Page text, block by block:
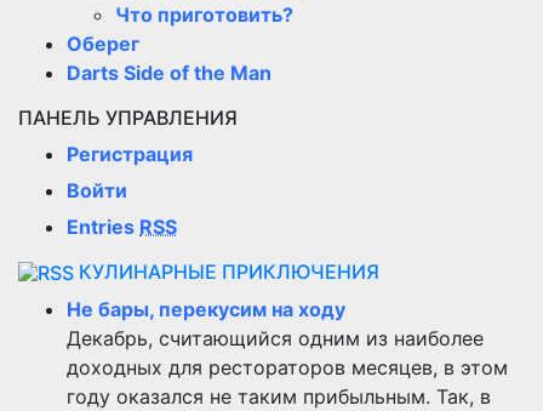
Что приготовить?
Оберег
Darts Side of the Man
ПАНЕЛЬ УПРАВЛЕНИЯ
Регистрация
Войти
Entries RSS
КУЛИНАРНЫЕ ПРИКЛЮЧЕНИЯ
Не бары, перекусим на ходу
Декабрь, считающийся одним из наиболее
доходных для рестораторов месяцев, в этом
году оказался не таким прибыльным. Так, в